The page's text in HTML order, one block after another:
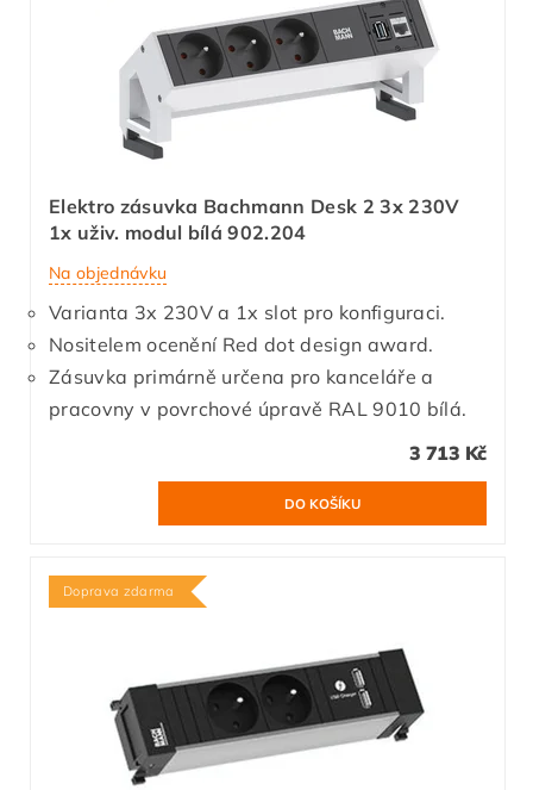
Elektro zásuvka Bachmann Desk 2 3x 230V
1x uživ. modul bílá 902.204
Na objednávku
Varianta 3x 230V a 1x slot pro konfiguraci.
Nositelem ocenění Red dot design award.
Zásuvka primárně určena pro kanceláře a
pracovny v povrchové úpravě RAL 9010 bílá.
3 713 Kč
Doprava zdarma